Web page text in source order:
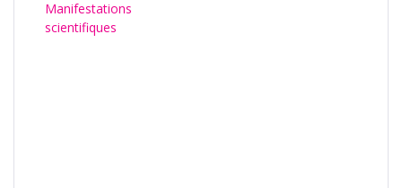
Manifestations
scientifiques